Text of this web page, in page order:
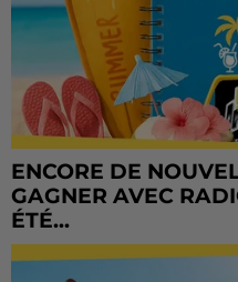
ENCORE DE
GAGNER AVEC
ÉTÉ...